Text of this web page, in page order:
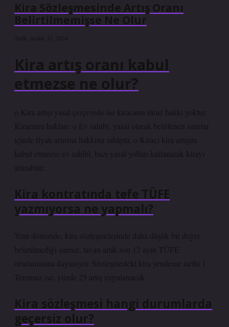
Kira Sözleşmesinde Artış Oranı
Belirtilmemişse Ne Olur
Tarih: Aralık 31, 2024
Kira artış oranı kabul
etmezse ne olur?
o Kira artışı yasal çerçevede ise kiracının itiraz hakkı yoktur. ·
Kiracının hakları: o Ev sahibi, yasal olarak belirlenen sınırlar
içinde fiyatı artırma hakkına sahiptir. o Kiracı kira artışını
kabul etmezse ev sahibi, bazı yasal yolları kullanarak kirayı
artırabilir.
Kira kontratında tefe TÜFE
yazmıyorsa ne yapmalı?
Yeni dönemde, kira sözleşmelerinde daha düşük bir değer
belirtilmediği sürece, tavan artık son 12 ayın TÜFE
ortalamasına dayanıyor. Sözleşmedeki kira yenileme tarihi 1
Temmuz ise, yüzde 25 artış uygulanacak.
Kira sözleşmesi hangi durumlarda
geçersiz olur?